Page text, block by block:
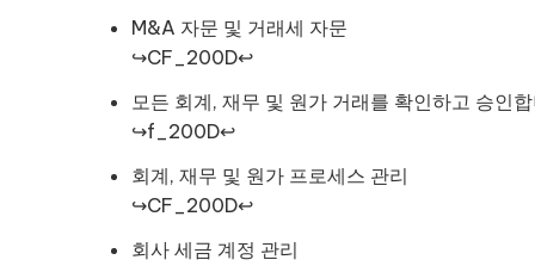
M&A 자문 및 거래세 자문
↪CF_200D↩
모든 회계, 재무 및 원가 거래를 확인하고 승인
↪f_200D↩
회계, 재무 및 원가 프로세스 관리
↪CF_200D↩
회사 세금 계정 관리